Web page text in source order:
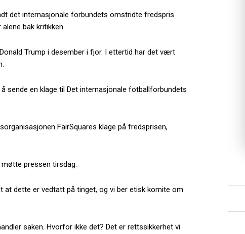
det internasjonale forbundets omstridte fredspris.
bak kritikken.
Trump i desember i fjor. I ettertid har det vært
sende en klage til Det internasjonale fotballforbundets
FairSquares klage på fredsprisen,
pressen tirsdag.
at dette er vedtatt på tinget, og vi ber etisk komite om
saken. Hvorfor ikke det? Det er rettssikkerhet vi